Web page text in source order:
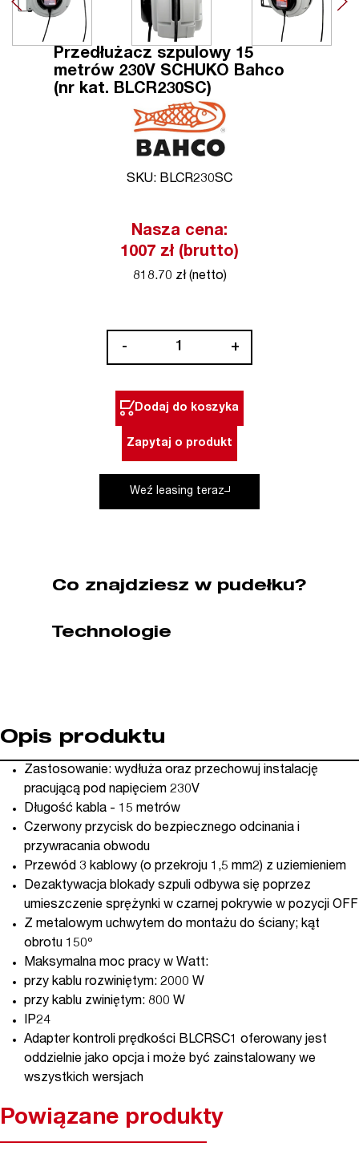
Przedłużacz szpulowy 15
metrów 230V SCHUKO Bahco
(nr kat. BLCR230SC)
SKU: BLCR230SC
Nasza cena:
1007 zł (brutto)
818.70 zł (netto)
-
15
metrów
230V
Bahco
kat.
+
Dodaj do koszyka
Zapytaj o produkt
Weź leasing teraz
Co znajdziesz w pudełku?
Technologie
Opis produktu
Zastosowanie: wydłuża oraz przechowuj instalację
pracującą pod napięciem 230V
Długość kabla - 15 metrów
Czerwony przycisk do bezpiecznego odcinania i
przywracania obwodu
Przewód 3 kablowy (o przekroju 1,5 mm2) z uziemieniem
Dezaktywacja blokady szpuli odbywa się poprzez
umieszczenie sprężynki w czarnej pokrywie w pozycji OFF
Z metalowym uchwytem do montażu do ściany; kąt
obrotu 150º
Maksymalna moc pracy w Watt:
przy kablu rozwiniętym: 2000 W
przy kablu zwiniętym: 800 W
IP24
Adapter kontroli prędkości BLCRSC1 oferowany jest
oddzielnie jako opcja i może być zainstalowany we
wszystkich wersjach
Powiązane produkty